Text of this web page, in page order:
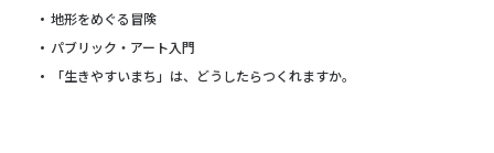
地形をめぐる冒険
パブリック・アート入門
「生きやすいまち」は、どうしたらつくれますか。